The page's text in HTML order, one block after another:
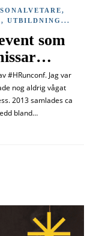
,
, UTBILDNING ...
som
#HRunconf. Jag var
nog aldrig vågat
2013 samlades ca
bland…